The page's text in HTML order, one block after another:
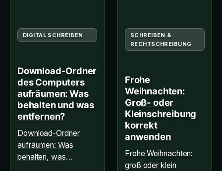
DIGITAL SCHREIBEN
Download-Ordner
des Computers
aufräumen: Was
behalten und was
entfernen?
Download-Ordner
aufräumen: Was
behalten, was
SCHREIBEN &
RECHTSCHREIBUNG
Frohe
Weihnachten:
Groß- oder
Kleinschreibung
korrekt
anwenden
Frohe Weihnachten:
groß oder klein